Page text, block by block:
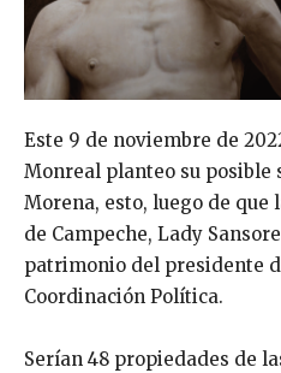
Este 9 de noviembre de
Monreal planteo su
Morena, esto, luego de que
de Campeche, Lady
patrimonio del presidente
Coordinación Política.
Serían 48 propiedades de